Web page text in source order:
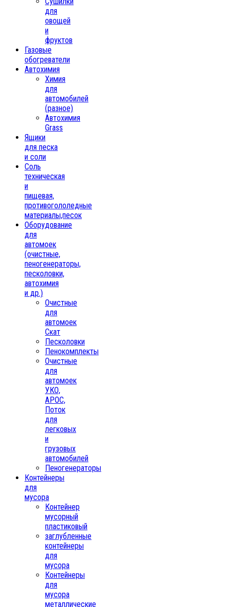
для
овощей
и
фруктов
Газовые
обогреватели
Автохимия
Химия
для
автомобилей
(разное)
Автохимия
Grass
Ящики
для песка
и соли
Соль
техническая
и
пищевая,
противогололедные
материалы,песок
Oборудование
для
автомоек
(очистные,
пеногенераторы,
песколовки,
автохимия
и др.)
Очистные
для
автомоек
Скат
Песколовки
Пенокомплекты
Очистные
для
автомоек
УКО,
АРОС,
Поток
для
легковых
и
грузовых
автомобилей
Пеногенераторы
Контейнеры
для
мусора
Контейнер
мусорный
пластиковый
заглубленные
контейнеры
для
мусора
Контейнеры
для
мусора
металлические